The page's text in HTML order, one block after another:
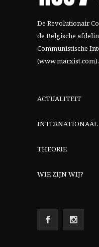
De Revolutionair
de Belgische
Communistische
(www.marxist.com).
ACTUALITEIT
INTERNATIONAAL
THEORIE
WIE ZIJN WIJ?